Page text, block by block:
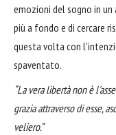
emozioni del sogno in
più a fondo e di cercare
questa volta con
spaventato.
“La vera libertà non è
grazia attraverso di esse,
veliero.”